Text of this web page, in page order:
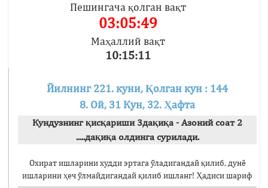
Пешингача қолган вақт
03:05:49
Маҳаллий вақт
10:15:11
Йилнинг 221. куни, Қолган кун : 144
8. Ой, 31 Кун, 32. Ҳафта
Кундузнинг қисқариши 3дақиқа - Азоний соат 2
.....дақиқа олдинга сурилади.
Охират ишларини худди эртага ўладигандай қилиб, дунё
ишларини ҳеч ўлмайдигандай қилиб ишланг! Ҳадиси шариф